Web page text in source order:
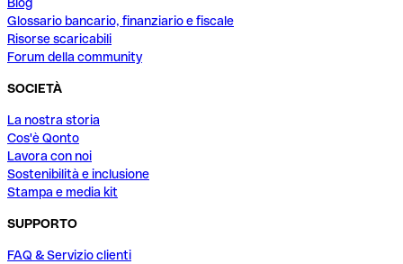
Glossario bancario, finanziario e fiscale
Risorse scaricabili
Forum della community
SOCIETÀ
La nostra storia
Cos'è Qonto
Lavora con noi
Sostenibilità e inclusione
Stampa e media kit
SUPPORTO
FAQ & Servizio clienti